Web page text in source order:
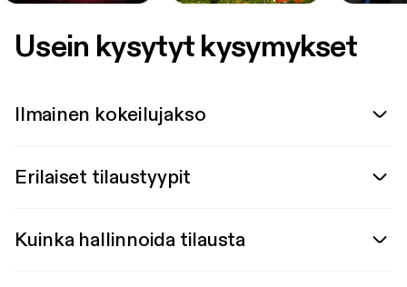
Usein kysytyt kysymykset
Ilmainen kokeilujakso
Erilaiset tilaustyypit
Kuinka hallinnoida tilausta